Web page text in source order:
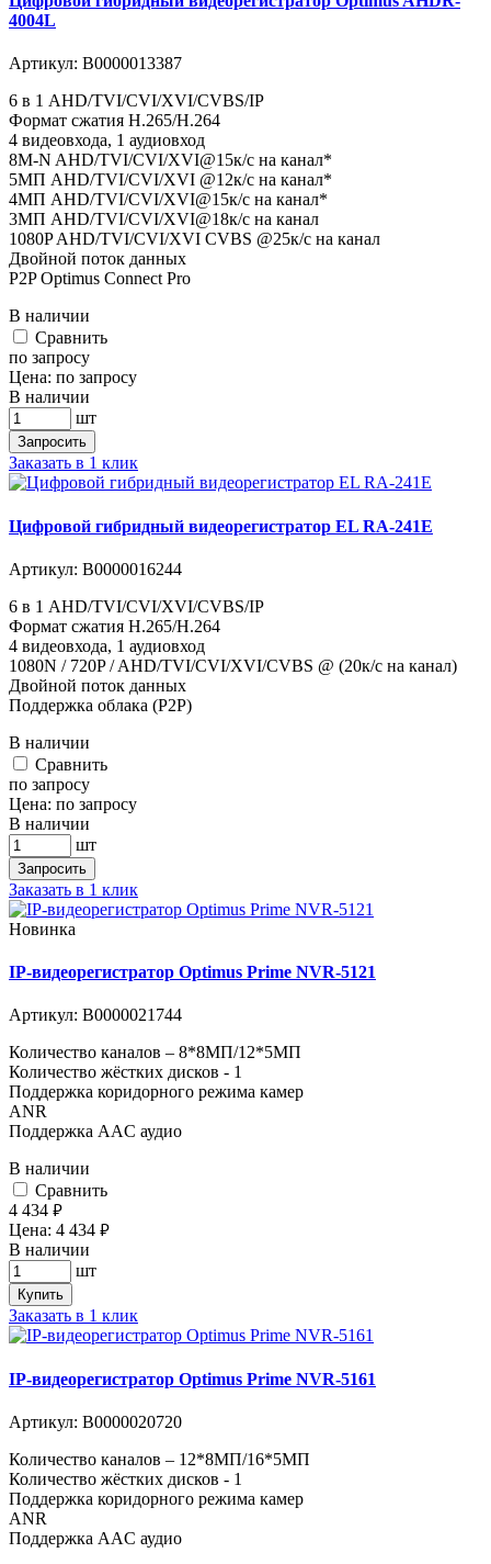
4004L
Артикул: В0000013387
6 в 1 AHD/TVI/CVI/XVI/CVBS/IP
Формат сжатия H.265/H.264
4 видеовхода, 1 аудиовход
8M-N AHD/TVI/CVI/XVI@15к/с на канал*
5MП AHD/TVI/CVI/XVI @12к/с на канал*
4MП AHD/TVI/CVI/XVI@15к/с на канал*
3MП AHD/TVI/CVI/XVI@18к/с на канал
1080P AHD/TVI/CVI/XVI CVBS @25к/с на канал
Двойной поток данных
P2P Optimus Connect Pro
В наличии
Cравнить
по запросу
Цена: по запросу
В наличии
шт
Запросить
Заказать в 1 клик
Цифровой гибридный видеорегистратор EL RA-241E
Артикул: В0000016244
6 в 1 AHD/TVI/CVI/XVI/CVBS/IP
Формат сжатия H.265/H.264
4 видеовхода, 1 аудиовход
1080N / 720P / AHD/TVI/CVI/XVI/CVBS @ (20к/с на канал)
Двойной поток данных
Поддержка облака (P2P)
В наличии
Cравнить
по запросу
Цена: по запросу
В наличии
шт
Запросить
Заказать в 1 клик
Новинка
IP-видеорегистратор Optimus Prime NVR-5121
Артикул: В0000021744
Количество каналов – 8*8МП/12*5МП
Количество жёстких дисков - 1
Поддержка коридорного режима камер
ANR
Поддержка AAC аудио
В наличии
Cравнить
4 434 руб.
Цена: 4 434 руб.
В наличии
шт
Купить
Заказать в 1 клик
IP-видеорегистратор Optimus Prime NVR-5161
Артикул: В0000020720
Количество каналов – 12*8МП/16*5МП
Количество жёстких дисков - 1
Поддержка коридорного режима камер
ANR
Поддержка AAC аудио